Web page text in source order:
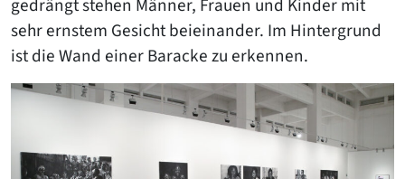
gedrängt stehen Männer, Frauen und Kinder mit
sehr ernstem Gesicht beieinander. Im Hintergrund
ist die Wand einer Baracke zu erkennen.